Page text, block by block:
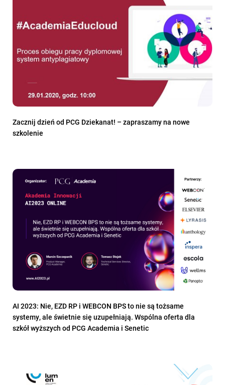
Zacznij dzień od PCG Dziekanat! – zapraszamy na nowe
szkolenie
AI 2023: Nie, EZD RP i WEBCON BPS to nie są tożsame
systemy, ale świetnie się uzupełniają. Wspólna oferta dla
szkół wyższych od PCG Academia i Senetic